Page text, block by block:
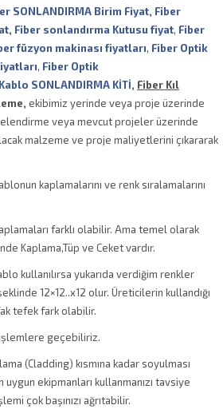
SONLANDIRMA Birim Fiyat, Fiber
, Fiber sonlandırma Kutusu fiyat, Fiber
füzyon makinası fiyatları, Fiber Optik
, Fiber Optik
SONLANDIRMA KİTİ, Fiber Kıl
ekibimiz yerinde veya proje üzerinde
veya mevcut projeler üzerinde
malzeme ve proje maliyetlerini çıkararak
kaplamalarını ve renk sıralamalarını
farklı olabilir. Ama temel olarak
Kaplama,Tüp ve Ceket vardır.
kullanılırsa yukarıda verdiğim renkler
12×12..x12 olur. Üreticilerin kullandığı
tefek fark olabilir.
geçebiliriz.
(Cladding) kısmına kadar soyulması
ekipmanları kullanmanızı tavsiye
çok başınızı ağrıtabilir.